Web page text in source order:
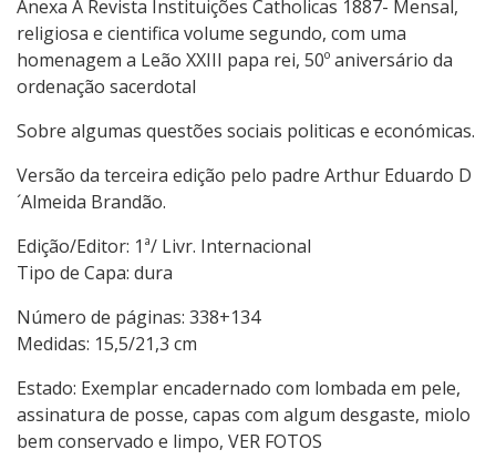
Anexa A Revista Instituições Catholicas 1887- Mensal,
religiosa e cientifica volume segundo, com uma
homenagem a Leão XXIII papa rei, 50º aniversário da
ordenação sacerdotal
Sobre algumas questões sociais politicas e económicas.
Versão da terceira edição pelo padre Arthur Eduardo D
´Almeida Brandão.
Edição/Editor: 1ª/ Livr. Internacional
Tipo de Capa: dura
Número de páginas: 338+134
Medidas: 15,5/21,3 cm
Estado: Exemplar encadernado com lombada em pele,
assinatura de posse, capas com algum desgaste, miolo
bem conservado e limpo, VER FOTOS